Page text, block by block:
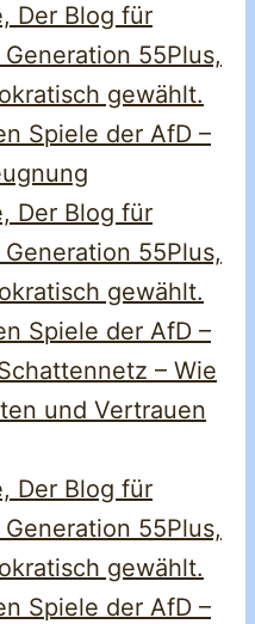
Der Blog für
55Plus,
gewählt.
Spiele der AfD –
Der Blog für
55Plus,
gewählt.
Spiele der AfD –
– Wie
und Vertrauen
Der Blog für
55Plus,
gewählt.
Spiele der AfD –